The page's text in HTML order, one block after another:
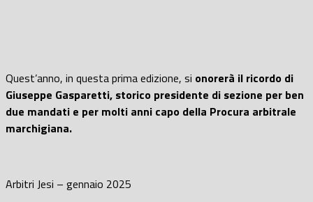
Quest’anno, in questa prima edizione, si onorerà il ricordo di
Giuseppe Gasparetti, storico presidente di sezione per ben
due mandati e per molti anni capo della Procura arbitrale
marchigiana.
Arbitri Jesi – gennaio 2025